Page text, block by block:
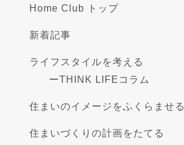
Home Club トップ
新着記事
ライフスタイルを考える
ーTHINK LIFEコラム
住まいのイメージをふくらませる
住まいづくりの計画をたてる